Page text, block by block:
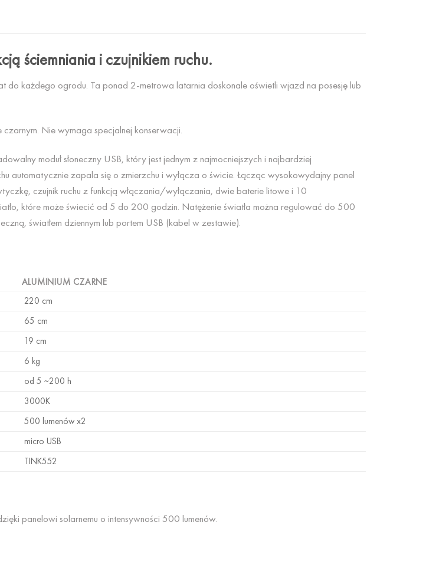
ściemniania i czujnikiem ruchu.
do każdego ogrodu. Ta ponad 2-metrowa latarnia doskonale oświetli wjazd na posesję lub
Nie wymaga specjalnej konserwacji.
moduł słoneczny USB, który jest jednym z najmocniejszych i najbardziej
automatycznie zapala się o zmierzchu i wyłącza o świcie. Łącząc wysokowydajny panel
czujnik ruchu z funkcją włączania/wyłączania, dwie baterie litowe i 10
które może świecić od 5 do 200 godzin. Natężenie światła można regulować do 500
światłem dziennym lub portem USB (kabel w zestawie).
ALUMINIUM CZARNE
220 cm
65 cm
19 cm
6 kg
od 5 ~200 h
3000K
500 lumenów x2
micro USB
TINK552
panelowi solarnemu o intensywności 500 lumenów.